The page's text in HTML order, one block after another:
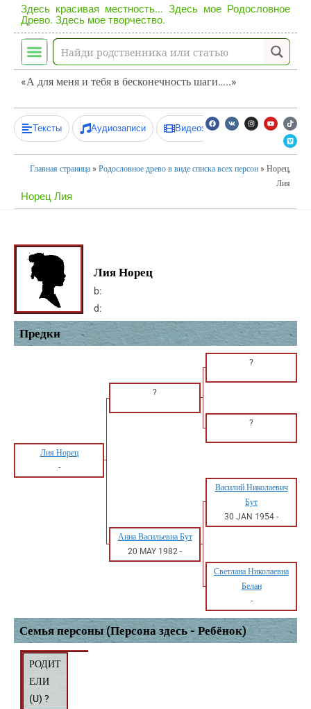
Здесь красивая местность... Здесь мое Родословное
Древо. Здесь мое творчество.
«А для меня и тебя в бесконечность шаги…..»
Тексты Аудиозаписи Видеозаписи
Главная страница » Родословное древо в виде списка всех персон » Норец,
Лия
Норец Лия
Лия Норец
b:
d:
Предки
?
?
?
Лия Норец
-
Василий Николаевич
Бут
30 JAN 1954 -
Анна Васильевна Бут
20 MAY 1982 -
Светлана Николаевна
Белан
-
Семья персоны (Персона здесь - Ребёнок)
РОДИТ
ЕЛИ
(U) ?